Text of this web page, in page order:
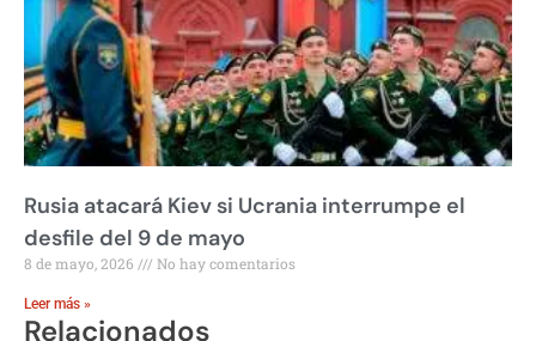
Rusia atacará Kiev si Ucrania interrumpe el
desfile del 9 de mayo
8 de mayo, 2026 No hay comentarios
Leer más »
Relacionados